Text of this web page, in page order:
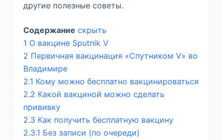
другие полезные советы.
Содержание скрыть
1 О вакцине Sputnik V
2 Первичная вакцинация «Спутником V» во
Владимире
2.1 Кому можно бесплатно вакцинироваться
2.2 Какой вакциной можно сделать
прививку
2.3 Как получить бесплатную вакцину
2.3.1 Без записи (по очереди)